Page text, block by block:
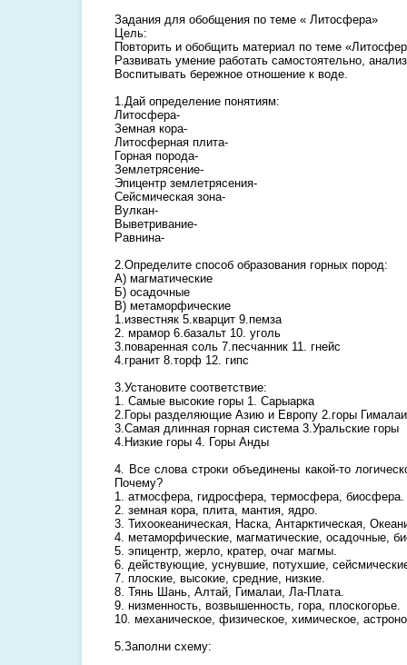
Задания для обобщения по теме « Литосфера»
Цель:
Повторить и обобщить материал по теме
Развивать умение работать самостоятельно,
Воспитывать бережное отношение к воде.
1.Дай определение понятиям:
Литосфера-
Земная кора-
Литосферная плита-
Горная порода-
Землетрясение-
Эпицентр землетрясения-
Сейсмическая зона-
Вулкан-
Выветривание-
Равнина-
2.Определите способ образования горных пород:
А) магматические
Б) осадочные
В) метаморфические
1.известняк 5.кварцит 9.пемза
2. мрамор 6.базальт 10. уголь
3.поваренная соль 7.песчанник 11. гнейс
4.гранит 8.торф 12. гипс
3.Установите соответствие:
1. Самые высокие горы 1. Сарыарка
2.Горы разделяющие Азию и Европу 2.горы Гималаи
3.Самая длинная горная система 3.Уральские горы
4.Низкие горы 4. Горы Анды
4. Все слова строки объединены какой-то
Почему?
1. атмосфера, гидросфера, термосфера, биосфера.
2. земная кора, плита, мантия, ядро.
3. Тихоокеаническая, Наска, Антарктическая,
4. метаморфические, магматические, осадочные,
5. эпицентр, жерло, кратер, очаг магмы.
6. действующие, уснувшие, потухшие,
7. плоские, высокие, средние, низкие.
8. Тянь Шань, Алтай, Гималаи, Ла-Плата.
9. низменность, возвышенность, гора, плоскогорье.
10. механическое, физическое, химическое,
5.Заполни схему: